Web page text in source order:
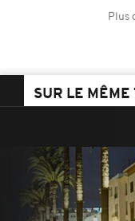
Plus
SUR LE MÊME